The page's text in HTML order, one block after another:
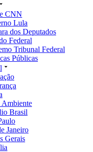
CNN
Lula
dos Deputados
Federal
Tribunal Federal
Públicas
Brasil
Janeiro
Gerais